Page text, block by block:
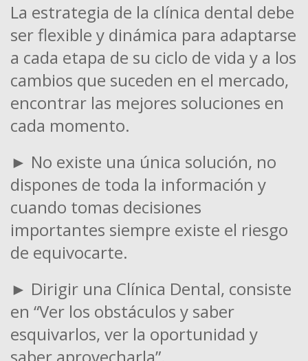
La estrategia de la clínica dental debe
ser flexible y dinámica para adaptarse
a cada etapa de su ciclo de vida y a los
cambios que suceden en el mercado,
encontrar las mejores soluciones en
cada momento.
► No existe una única solución, no
dispones de toda la información y
cuando tomas decisiones
importantes siempre existe el riesgo
de equivocarte.
► Dirigir una Clínica Dental, consiste
en “Ver los obstáculos y saber
esquivarlos, ver la oportunidad y